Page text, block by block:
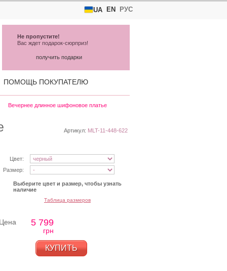
UA EN РУС
Артикул: MLT-11-448-622
Цвет:
Размер:
Выберите цвет и размер, чтобы узнать
наличие
Таблица размеров
5 799
грн
КУПИТЬ
Вечернее длинное шифоновое платье
ПОМОЩЬ ПОКУПАТЕЛЮ
Не пропустите!
Вас ждет подарок-сюрприз!
получить подарки